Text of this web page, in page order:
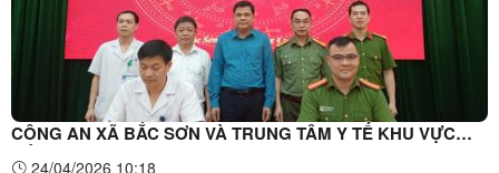
CÔNG AN XÃ BẮC SƠN VÀ TRUNG TÂM Y TẾ KHU VỰC
BẮC SƠN KÝ QUY CHẾ PHỐI HỢP
24/04/2026 10:18